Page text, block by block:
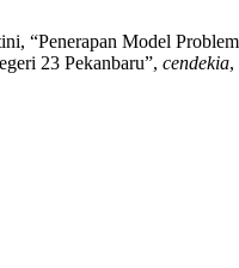
“Penerapan Model
23 Pekanbaru”, cendekia,